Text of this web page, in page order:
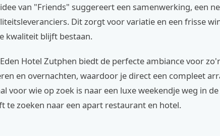
van "Friends" suggereert een samenwerking, een
Dit zorgt voor variatie en een frisse
kwaliteit blijft bestaan.
Hotel Zutphen biedt de perfecte ambiance voor
en overnachten, waardoor je direct een compleet
voor wie op zoek is naar een luxe weekendje weg in
te zoeken naar een apart restaurant en hotel.